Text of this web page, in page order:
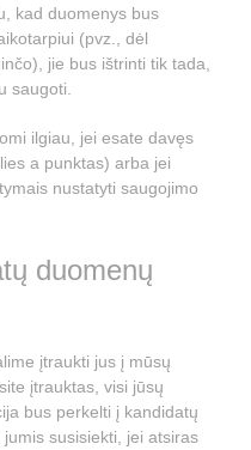
kad duomenys bus
(pvz., dėl
jie bus ištrinti tik tada,
saugoti.
ilgiau, jei esate davęs
a punktas) arba jei
nustatyti saugojimo
duomenų
įtraukti jus į mūsų
įtrauktas, visi jūsų
bus perkelti į kandidatų
susisiekti, jei atsiras